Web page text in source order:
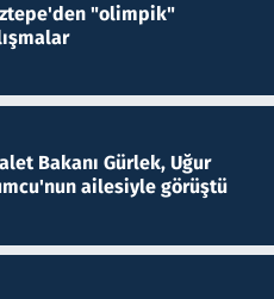
"olimpik"
Bakanı Gürlek, Uğur
ailesiyle görüştü